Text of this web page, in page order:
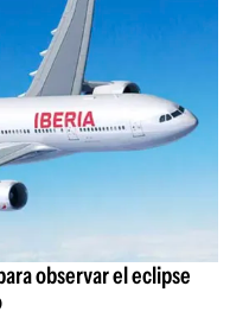
observar el eclipse